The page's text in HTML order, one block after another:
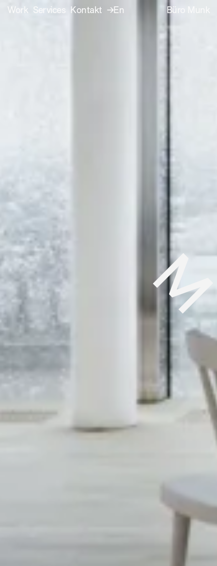
Work Services Kontakt →En Büro Munk